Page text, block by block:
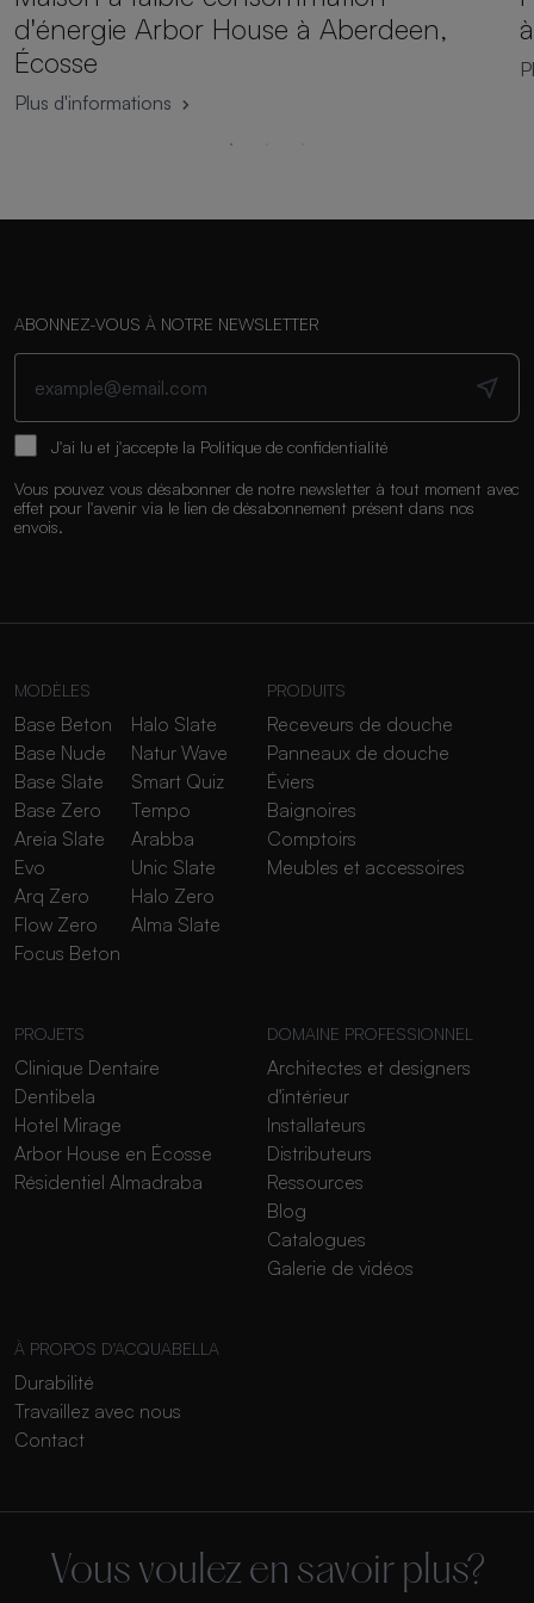
d'énergie Arbor House à Aberdeen,
Écosse
Plus d'informations
ABONNEZ-VOUS À NOTRE NEWSLETTER
J'ai lu et j'accepte la Politique de confidentialité
Vous pouvez vous désabonner de notre newsletter à tout moment avec
effet pour l'avenir via le lien de désabonnement présent dans nos
envois.
MODÈLES
Base Beton
Base Nude
Base Slate
Base Zero
Areia Slate
Evo
Arq Zero
Flow Zero
Focus Beton
Halo Slate
Natur Wave
Smart Quiz
Tempo
Arabba
Unic Slate
Halo Zero
Alma Slate
PRODUITS
Receveurs de douche
Panneaux de douche
Éviers
Baignoires
Comptoirs
Meubles et accessoires
PROJETS
Clinique Dentaire
Dentibela
Hotel Mirage
Arbor House en Écosse
Résidentiel Almadraba
DOMAINE PROFESSIONNEL
Architectes et designers
d'intérieur
Installateurs
Distributeurs
Ressources
Blog
Catalogues
Galerie de vidéos
À PROPOS D'ACQUABELLA
Durabilité
Travaillez avec nous
Contact
Vous voulez en savoir plus?